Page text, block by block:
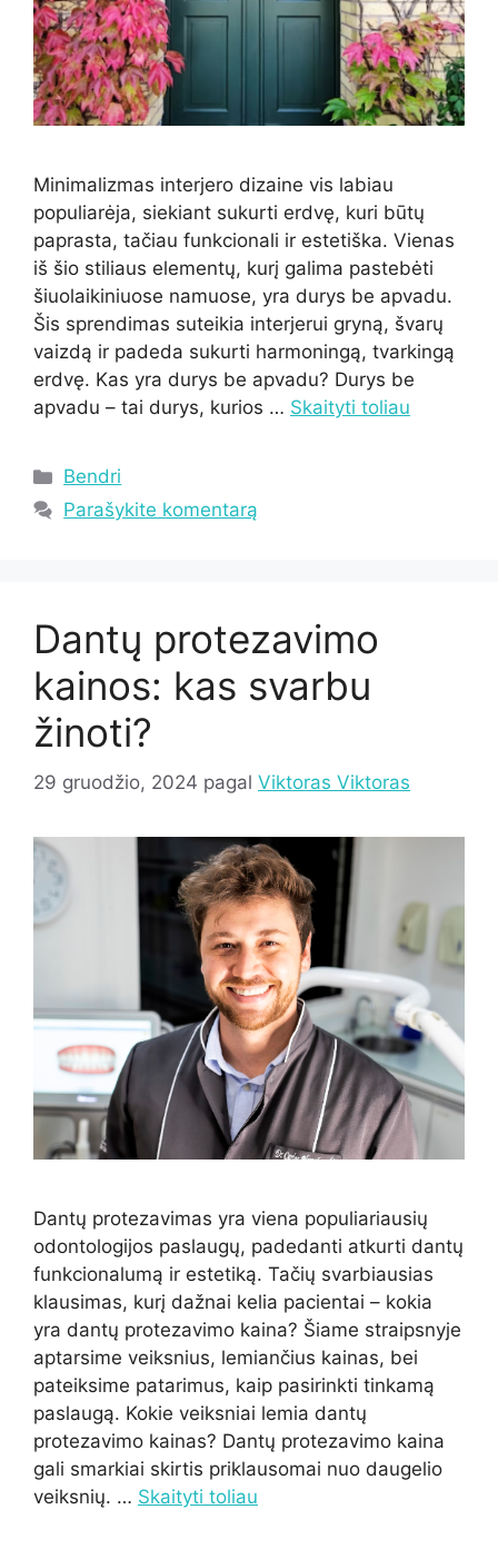
Minimalizmas interjero dizaine vis labiau
populiarėja, siekiant sukurti erdvę, kuri būtų
paprasta, tačiau funkcionali ir estetiška. Vienas
iš šio stiliaus elementų, kurį galima pastebėti
šiuolaikiniuose namuose, yra durys be apvadu.
Šis sprendimas suteikia interjerui gryną, švarų
vaizdą ir padeda sukurti harmoningą, tvarkingą
erdvę. Kas yra durys be apvadu? Durys be
apvadu – tai durys, kurios … Skaityti toliau
Kategorijos
Bendri
Parašykite komentarą
Dantų protezavimo
kainos: kas svarbu
žinoti?
29 gruodžio, 2024 pagal Viktoras Viktoras
Dantų protezavimas yra viena populiariausių
odontologijos paslaugų, padedanti atkurti dantų
funkcionalumą ir estetiką. Tačių svarbiausias
klausimas, kurį dažnai kelia pacientai – kokia
yra dantų protezavimo kaina? Šiame straipsnyje
aptarsime veiksnius, lemiančius kainas, bei
pateiksime patarimus, kaip pasirinkti tinkamą
paslaugą. Kokie veiksniai lemia dantų
protezavimo kainas? Dantų protezavimo kaina
gali smarkiai skirtis priklausomai nuo daugelio
veiksnių. … Skaityti toliau